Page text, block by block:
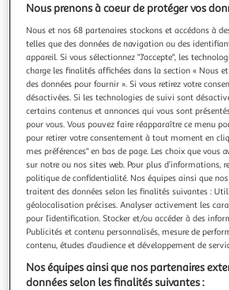
CONSTRUIRE DES ZOMES EN
ZOMES A REALISER SOI-MEME,
Le mot zome , a été créé dans les années 1960 par
l'ingénieur américain, Steve Bear, un
chercheurs dans ce domaine. Ce mot
contraction de zonaèdre (polyèdre
des cotés égaux et parallèles) et de
donc partie de la famille des zon
En savoir +
Vous voulez connaître le prix
Afficher le prix
Nous prenons à coeur de protéger vos
Nous et nos 68 partenaires stockons et accédons à
telles que des données de navigation ou des
appareil. Si vous sélectionnez "J'accepte", les
charge les finalités affichées dans la section « Nous
des données pour fournir ». Si vous retirez votre
désactivées. Si les technologies de suivi sont
certains contenus et annonces qui vous sont
pour vous. Vous pouvez faire réapparaître ce menu
pour retirer votre consentement à tout moment en
mes préférences" en bas de page. Les choix que vous
sur notre ou nos sites web. Pour plus d’informations,
politique de confidentialité. Nos équipes ainsi que
traitent des données selon les finalités suivantes :
géolocalisation précises. Analyser activement les
pour l’identification. Stocker et/ou accéder à des
Publicités et contenu personnalisés, mesure de
contenu, études d’audience et développement de
Nos équipes ainsi que nos partenaires
données selon les finalités suivantes :